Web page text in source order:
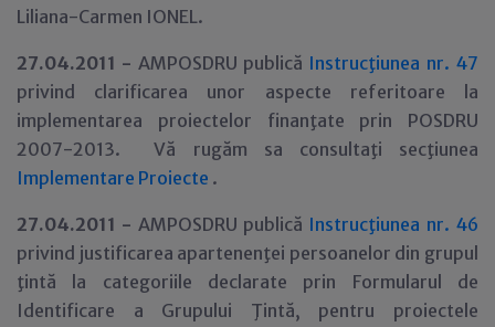
Liliana-Carmen IONEL.
27.04.2011 - AMPOSDRU publică Instrucţiunea nr. 47
privind clarificarea unor aspecte referitoare la
implementarea proiectelor finanţate prin POSDRU
2007-2013. Vă rugăm sa consultaţi secţiunea
Implementare Proiecte .
27.04.2011 - AMPOSDRU publică Instrucţiunea nr. 46
privind justificarea apartenenţei persoanelor din grupul
ţintă la categoriile declarate prin Formularul de
Identificare a Grupului Ţintă, pentru proiectele